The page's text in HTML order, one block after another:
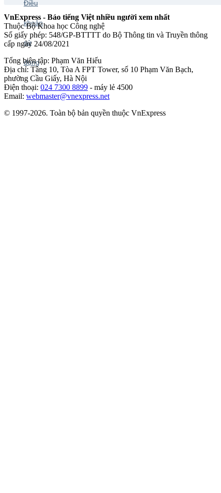
VnExpress - Báo tiếng Việt nhiều người xem nhất
Thuộc Bộ Khoa học Công nghệ
Số giấy phép: 548/GP-BTTTT do Bộ Thông tin và Truyền thông
cấp ngày 24/08/2021
Tổng biên tập: Phạm Văn Hiếu
Địa chỉ: Tầng 10, Tòa A FPT Tower, số 10 Phạm Văn Bạch,
phường Cầu Giấy, Hà Nội
Điện thoại: 024 7300 8899 - máy lẻ 4500
Email: webmaster@vnexpress.net
© 1997-2026. Toàn bộ bản quyền thuộc VnExpress